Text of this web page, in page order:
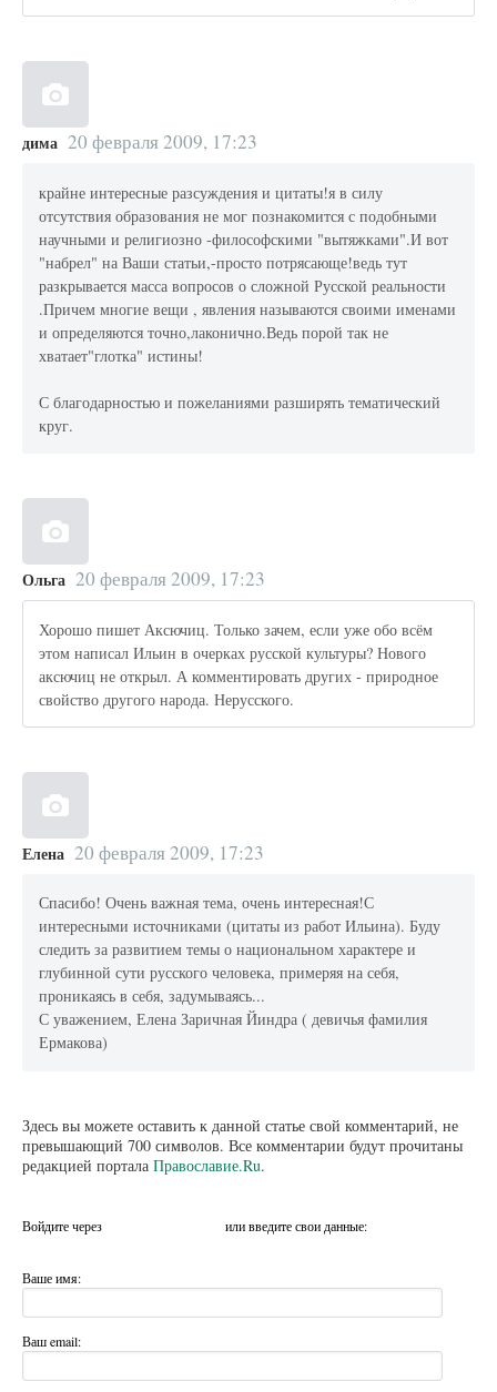
дима 20 февраля 2009, 17:23
крайне интересные разсуждения и цитаты!я в силу
отсутствия образования не мог познакомится с подобными
научными и религиозно -философскими "вытяжками".И вот
"набрел" на Ваши статьи,-просто потрясающе!ведь тут
разкрывается масса вопросов о сложной Русской реальности
.Причем многие вещи , явления называются своими именами
и определяются точно,лаконично.Ведь порой так не
хватает"глотка" истины!
С благодарностью и пожеланиями разширять тематический
круг.
Ольга 20 февраля 2009, 17:23
Хорошо пишет Аксючиц. Только зачем, если уже обо всём
этом написал Ильин в очерках русской культуры? Нового
аксючиц не открыл. А комментировать других - природное
свойство другого народа. Нерусского.
Елена 20 февраля 2009, 17:23
Спасибо! Очень важная тема, очень интересная!С
интересными источниками (цитаты из работ Ильина). Буду
следить за развитием темы о национальном характере и
глубинной сути русского человека, примеряя на себя,
проникаясь в себя, задумываясь...
С уважением, Елена Заричная Йиндра ( девичья фамилия
Ермакова)
Здесь вы можете оставить к данной статье свой комментарий, не
превышающий 700 символов. Все комментарии будут прочитаны
редакцией портала Православие.Ru.
Войдите через или введите свои данные:
Ваше имя:
Ваш email: